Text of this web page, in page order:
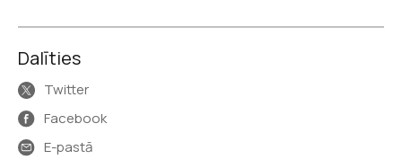
Dalīties
Twitter
Facebook
E-pastā